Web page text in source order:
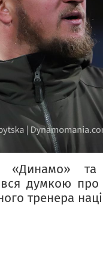
«Динамо» та
думкою про
тренера